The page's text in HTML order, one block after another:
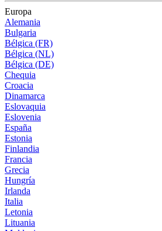
Europa
Alemania
Bulgaria
Bélgica (FR)
Bélgica (NL)
Bélgica (DE)
Chequia
Croacia
Dinamarca
Eslovaquia
Eslovenia
España
Estonia
Finlandia
Francia
Grecia
Hungría
Irlanda
Italia
Letonia
Lituania